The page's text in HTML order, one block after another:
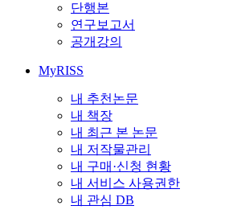
단행본
연구보고서
공개강의
MyRISS
내 추천논문
내 책장
내 최근 본 논문
내 저작물관리
내 구매·신청 현황
내 서비스 사용권한
내 관심 DB